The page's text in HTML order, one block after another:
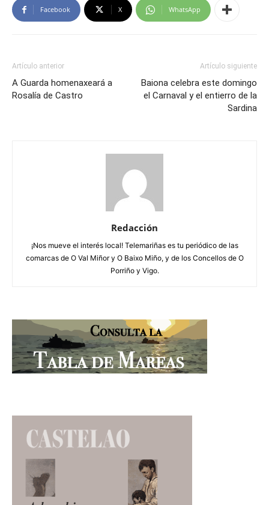
Facebook X WhatsApp
Artículo anterior
A Guarda homenaxeará a
Rosalía de Castro
Artículo siguiente
Baiona celebra este domingo
el Carnaval y el entierro de la
Sardina
Redacción
¡Nos mueve el interés local! Telemariñas es tu periódico de las
comarcas de O Val Miñor y O Baixo Miño, y de los Concellos de O
Porriño y Vigo.